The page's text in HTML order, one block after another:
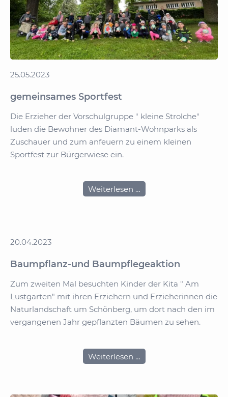
25.05.2023
gemeinsames Sportfest
Die Erzieher der Vorschulgruppe " kleine Strolche"
luden die Bewohner des Diamant-Wohnparks als
Zuschauer und zum anfeuern zu einem kleinen
Sportfest zur Bürgerwiese ein.
Weiterlesen …gemeinsames
Sportfest
20.04.2023
Baumpflanz-und Baumpflegeaktion
Zum zweiten Mal besuchten Kinder der Kita " Am
Lustgarten" mit ihren Erziehern und Erzieherinnen die
Naturlandschaft um Schönberg, um dort nach den im
vergangenen Jahr gepflanzten Bäumen zu sehen.
Weiterlesen …Baumpflanz-
und